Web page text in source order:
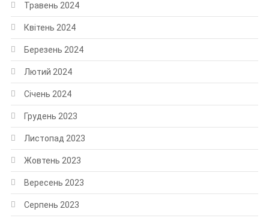
Травень 2024
Квітень 2024
Березень 2024
Лютий 2024
Січень 2024
Грудень 2023
Листопад 2023
Жовтень 2023
Вересень 2023
Серпень 2023